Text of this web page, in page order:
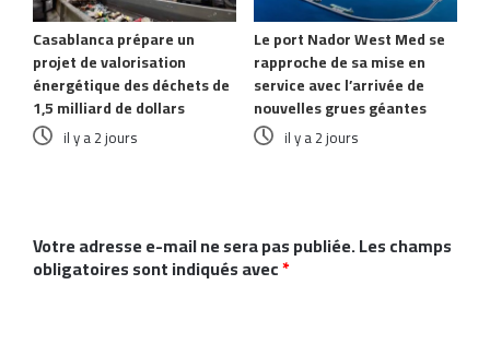
Casablanca prépare un
projet de valorisation
énergétique des déchets de
1,5 milliard de dollars
il y a 2 jours
Le port Nador West Med se
rapproche de sa mise en
service avec l’arrivée de
nouvelles grues géantes
il y a 2 jours
Votre adresse e-mail ne sera pas publiée.Les champs
obligatoires sont indiqués avec*